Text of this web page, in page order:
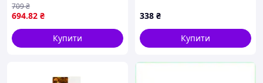
нервової системи, м’язів та
серця, 60 шт
694.82 ₴
709₴
Купити
Pixuanfuyanggao, 30 г
338 ₴
Купити